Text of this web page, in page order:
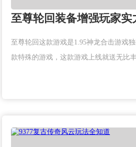
至尊轮回装备增强玩家实
至尊轮回这款游戏是1.95神龙合击游戏
款特殊的游戏，这款游戏上线就送无比